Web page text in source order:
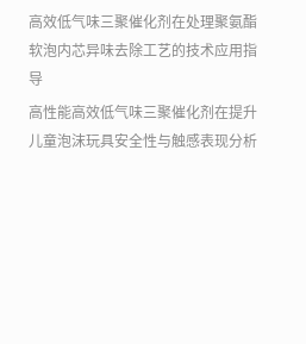
高效低气味三聚催化剂在处理聚氨酯
软泡内芯异味去除工艺的技术应用指
导
高性能高效低气味三聚催化剂在提升
儿童泡沫玩具安全性与触感表现分析